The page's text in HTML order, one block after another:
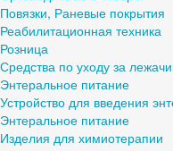
Повязки, Раневые покрытия
Реабилитационная техника
Розница
Средства по уходу за
Энтеральное питание
Устройство для введения
Энтеральное питание
Изделия для химиотерапии